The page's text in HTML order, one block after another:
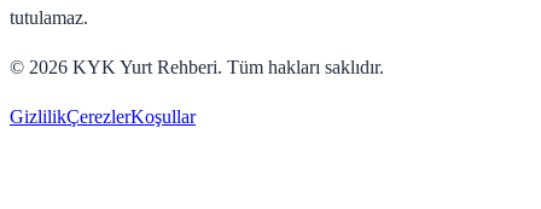
tutulamaz.
© 2026 KYK Yurt Rehberi. Tüm hakları saklıdır.
GizlilikÇerezlerKoşullar